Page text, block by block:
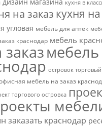
кухня в
на заказ кухня
угловая мебель для аптек
краснодар мебель
островок торговый
мебель на заказ
торгового островка
заказать краснодар